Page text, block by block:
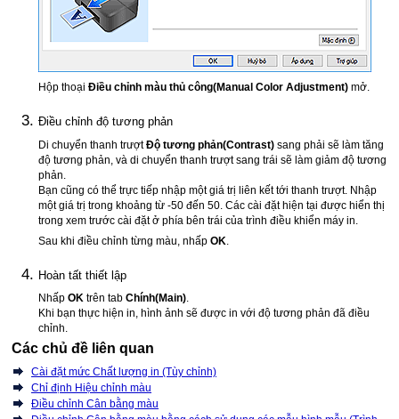
Hộp thoạiĐiều chỉnh màu thủ công(Manual Color Adjustment) mở.
Điều chỉnh độ tương phản
Di chuyển thanh trượtĐộ tương phản(Contrast) sang phải sẽ làm tăng
độ tương phản, và di chuyển thanh trượt sang trái sẽ làm giảm độ tương
phản.
Bạn cũng có thể trực tiếp nhập một giá trị liên kết tới thanh trượt. Nhập
một giá trị trong khoảng từ -50 đến 50. Các cài đặt hiện tại được hiển thị
trong xem trước cài đặt ở phía bên trái của trình điều khiển máy in.
Sau khi điều chỉnh từng màu, nhấpOK
Hoàn tất thiết lập
NhấpOK trên tabChính(Main)
Khi bạn thực hiện in, hình ảnh sẽ được in với độ tương phản đã điều
chỉnh.
Các chủ đề liên quan
Cài đặt mức Chất lượng in (Tùy chỉnh)
Chỉ định Hiệu chỉnh màu
Điều chỉnh Cân bằng màu